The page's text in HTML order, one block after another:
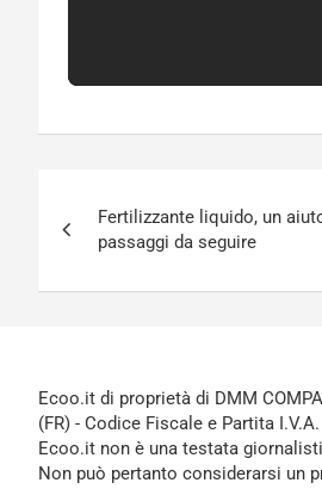
articoli
Fertilizzante liquido, un
passaggi da seguire
Ecoo.it di proprietà di DMM
(FR) - Codice Fiscale e Partita
Ecoo.it non è una testata
Non può pertanto considerarsi un